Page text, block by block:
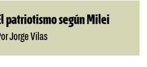
patriotismo según Milei
Jorge Vilas